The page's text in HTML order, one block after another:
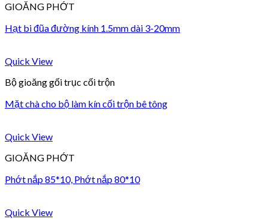
GIOĂNG PHỚT
Hạt bi đũa đường kính 1.5mm dài 3-20mm
Quick View
Bộ gioăng gối trục cối trộn
Mặt chà cho bộ làm kín cối trộn bê tông
Quick View
GIOĂNG PHỚT
Phớt nắp 85*10, Phớt nắp 80*10
Quick View